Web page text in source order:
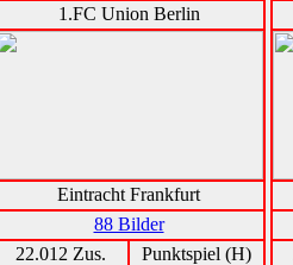
1.FC Union Berlin
Eintracht Frankfurt
88 Bilder
22.012 Zus.
Punktspiel (H)